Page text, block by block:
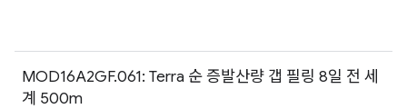
MOD16A2GF.061: Terra 순 증발산량 갭 필링 8일 전 세
계 500m